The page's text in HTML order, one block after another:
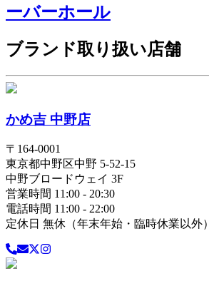
ーバーホール
ブランド取り扱い店舗
かめ吉 中野店
〒 164-0001
東京都中野区中野 5-52-15
中野ブロードウェイ 3F
営業時間 11:00 - 20:30
電話時間 11:00 - 22:00
定休日 無休（年末年始・臨時休業以外）